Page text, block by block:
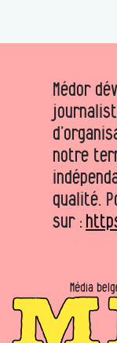
Médor
notre
qualité.
sur :